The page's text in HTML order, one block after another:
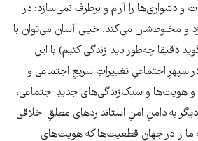
و دشواری‌ها را آرام و برطرف نمی‌سازد: در
و مخلوط‌شان می‌کند. خیلی آسان می‌توان با
دقیقا چه‌طور باید زندگی کنیم) با این
سپهرِ اجتماعیِ تغییراتِ سریعِ اجتماعی و
و هویت‌ها و سبک‌زندگی‌های جدیدِ اجتماعی،
به دامنِ امنِ استانداردهای مطلقِ اخلاقی
که ما را در جهانِ قطعیت‌ها که هویت‌های